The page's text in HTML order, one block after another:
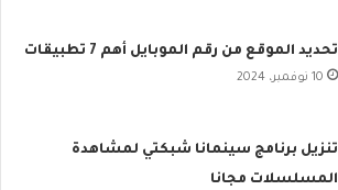
تحديد الموقع من رقم الموبايل أهم 7 تطبيقات
10 نوفمبر، 2024
تنزيل برنامج سينمانا شبكتي لمشاهدة
المسلسلات مجانا